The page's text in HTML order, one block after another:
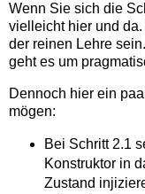
Wenn Sie sich die
vielleicht hier und
der reinen Lehre
geht es um
Dennoch hier ein
mögen:
Bei Schritt 2.1
Konstruktor in
Zustand